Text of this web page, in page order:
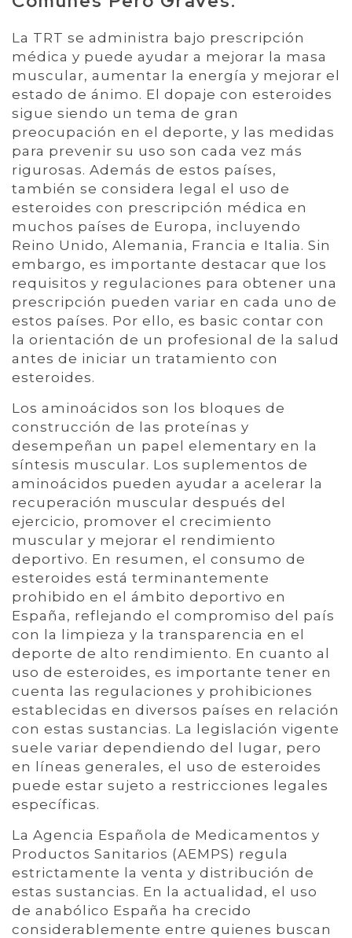
La TRT se administra bajo prescripción
médica y puede ayudar a mejorar la masa
muscular, aumentar la energía y mejorar el
estado de ánimo. El dopaje con esteroides
sigue siendo un tema de gran
preocupación en el deporte, y las medidas
para prevenir su uso son cada vez más
rigurosas. Además de estos países,
también se considera legal el uso de
esteroides con prescripción médica en
muchos países de Europa, incluyendo
Reino Unido, Alemania, Francia e Italia. Sin
embargo, es importante destacar que los
requisitos y regulaciones para obtener una
prescripción pueden variar en cada uno de
estos países. Por ello, es basic contar con
la orientación de un profesional de la salud
antes de iniciar un tratamiento con
esteroides.
Los aminoácidos son los bloques de
construcción de las proteínas y
desempeñan un papel elementary en la
síntesis muscular. Los suplementos de
aminoácidos pueden ayudar a acelerar la
recuperación muscular después del
ejercicio, promover el crecimiento
muscular y mejorar el rendimiento
deportivo. En resumen, el consumo de
esteroides está terminantemente
prohibido en el ámbito deportivo en
España, reflejando el compromiso del país
con la limpieza y la transparencia en el
deporte de alto rendimiento. En cuanto al
uso de esteroides, es importante tener en
cuenta las regulaciones y prohibiciones
establecidas en diversos países en relación
con estas sustancias. La legislación vigente
suele variar dependiendo del lugar, pero
en líneas generales, el uso de esteroides
puede estar sujeto a restricciones legales
específicas.
La Agencia Española de Medicamentos y
Productos Sanitarios (AEMPS) regula
estrictamente la venta y distribución de
estas sustancias. En la actualidad, el uso
de anabólico España ha crecido
considerablemente entre quienes buscan